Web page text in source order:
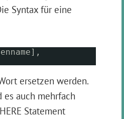
Syntax für eine
ersetzen werden.
auch mehrfach
Statement